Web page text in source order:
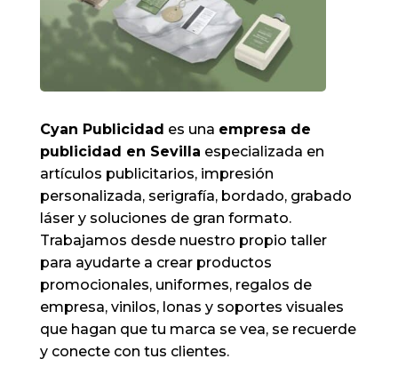
Cyan Publicidad es una empresa de
publicidad en Sevilla especializada en
artículos publicitarios, impresión
personalizada, serigrafía, bordado, grabado
láser y soluciones de gran formato.
Trabajamos desde nuestro propio taller
para ayudarte a crear productos
promocionales, uniformes, regalos de
empresa, vinilos, lonas y soportes visuales
que hagan que tu marca se vea, se recuerde
y conecte con tus clientes.